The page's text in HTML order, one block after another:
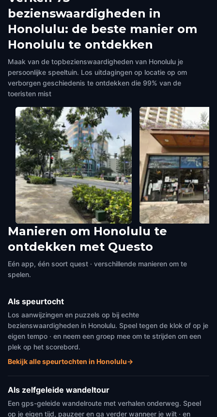
bezienswaardigheden in
Honolulu: de beste manier om
Honolulu te ontdekken
Maak van de topbezienswaardigheden van Honolulu je
persoonlijke speeltuin. Los uitdagingen op locatie op om
verborgen geschiedenis te ontdekken die 99% van de
toeristen mist
Helumoa
Honolulu ,United States of America
Ukulele Store
Honolulu
Manieren om Honolulu te
ontdekken met Questo
Eén app, één soort quest · verschillende manieren om te
spelen.
Als speurtocht
Los aanwijzingen en puzzels op bij echte
bezienswaardigheden in Honolulu. Speel tegen de klok of op je
eigen tempo · en neem een groep mee om te strijden om een
plek op het scorebord.
Bekijk alle speurtochten in Honolulu→
Als zelfgeleide wandeltour
Een gps-geleide wandelroute met verhalen onderweg. Speel
op je eigen tijd, pauzeer en ga verder wanneer je wilt · en